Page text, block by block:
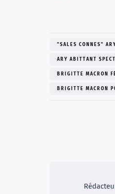
"SALES CONNES"
ARY ABITTANT
BRIGITTE MACRON
BRIGITTE MACRON